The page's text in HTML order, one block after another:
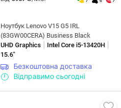
Ноутбук Lenovo V15 G5 IRL
(83GW00CERA) Business Black
UHD Graphics
Intel Core i5-13420H
15.6"
Безкоштовна доставка
Відправимо сьогодні